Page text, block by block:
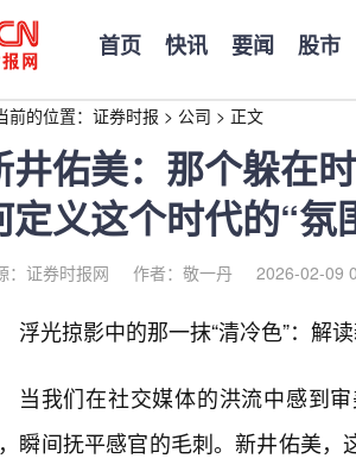
首页 快讯 要闻 股市
前的位置： 证券时报 > 公司 > 正文
井佑美：那个躲在
定义这个时代的“氛
：证券时报网 作者：敬一丹 2026-02-09
浮光掠影中的那一抹“清冷色”：解
当我们在社交媒体的洪流中感到
瞬间抚平感官的毛刺。新井佑美